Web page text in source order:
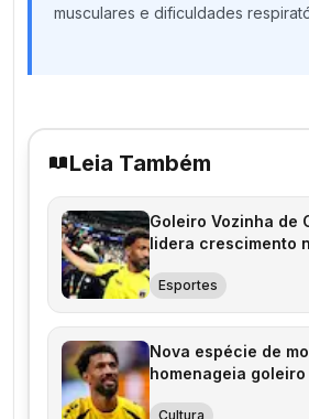
musculares e dificuldades
Leia Também
Goleiro Vozinha de
lidera crescimento
Esportes
Nova espécie de
homenageia goleiro
Cultura